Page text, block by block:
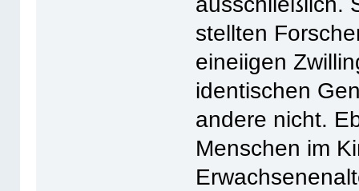
stellten
eineiigen
identischen
andere nicht.
Menschen im